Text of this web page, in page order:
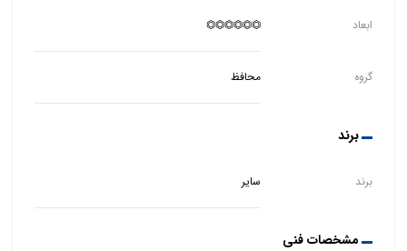
ابعاد ⏣⏣⏣⏣⏣⏣
گروه محافظ
برند
برند سایر
مشخصات فنی